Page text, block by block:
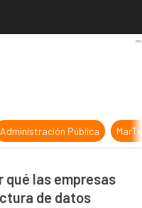
no hay IA: por qué
Administración Pública
qué las empresas
de datos